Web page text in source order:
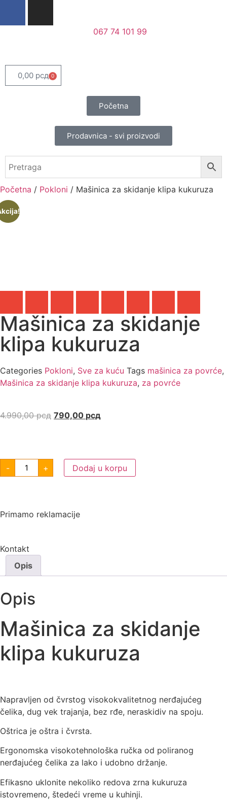
067 74 101 99
0,00 рсд 0
Početna
Prodavnica - svi proizvodi
Početna / Pokloni / Mašinica za skidanje klipa kukuruza
Mašinica za skidanje
klipa kukuruza
Categories Pokloni, Sve za kuću Tags mašinica za povrće,
Mašinica za skidanje klipa kukuruza, za povrće
4.990,00рсд 790,00 рсд
- + Dodaj u korpu
Primamo reklamacije
Kontakt
Opis
Opis
Mašinica za skidanje
klipa kukuruza
Napravljen od čvrstog visokokvalitetnog nerđajućeg
čelika, dug vek trajanja, bez rđe, neraskidiv na spoju.
Oštrica je oštra i čvrsta.
Ergonomska visokotehnološka ručka od poliranog
nerđajućeg čelika za lako i udobno držanje.
Efikasno uklonite nekoliko redova zrna kukuruza
istovremeno, štedeći vreme u kuhinji.